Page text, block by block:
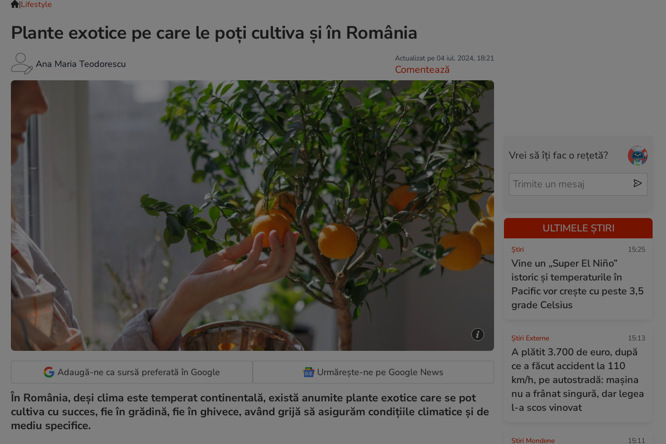
|Lifestyle
Plante exotice pe care le poţi cultiva şi în România
Ana Maria Teodorescu Actualizat pe 04 iul. 2024, 18:21
Comentează
Adaugă-ne ca sursă preferată în Google Urmărește-ne pe Google News
În România, deși clima este temperat continentală, există anumite plante exotice care se pot
cultiva cu succes, fie în grădină, fie în ghivece, având grijă să asigurăm condițiile climatice și de
mediu specifice.
Vrei să îți fac o rețetă?
ULTIMELE ȘTIRI
Ştiri 15:25
Vine un „Super El Niño”
istoric și temperaturile în
Pacific vor crește cu peste 3,5
grade Celsius
Știri Externe 15:13
A plătit 3.700 de euro, după
ce a făcut accident la 110
km/h, pe autostradă: mașina
nu a frânat singură, dar legea
l-a scos vinovat
Stiri Mondene 15:11